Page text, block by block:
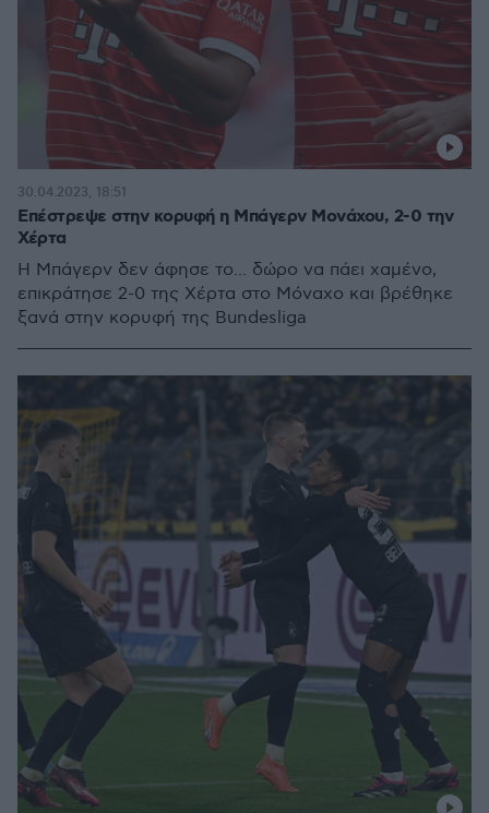
Επέστρεψε στην κορυφή η Μπάγερν Μονάχου, 2-0 την
Χέρτα
Η Μπάγερν δεν άφησε το... δώρο να πάει χαμένο,
επικράτησε 2-0 της Χέρτα στο Μόναχο και βρέθηκε
ξανά στην κορυφή της Βundesliga
30.04.2023, 18:51